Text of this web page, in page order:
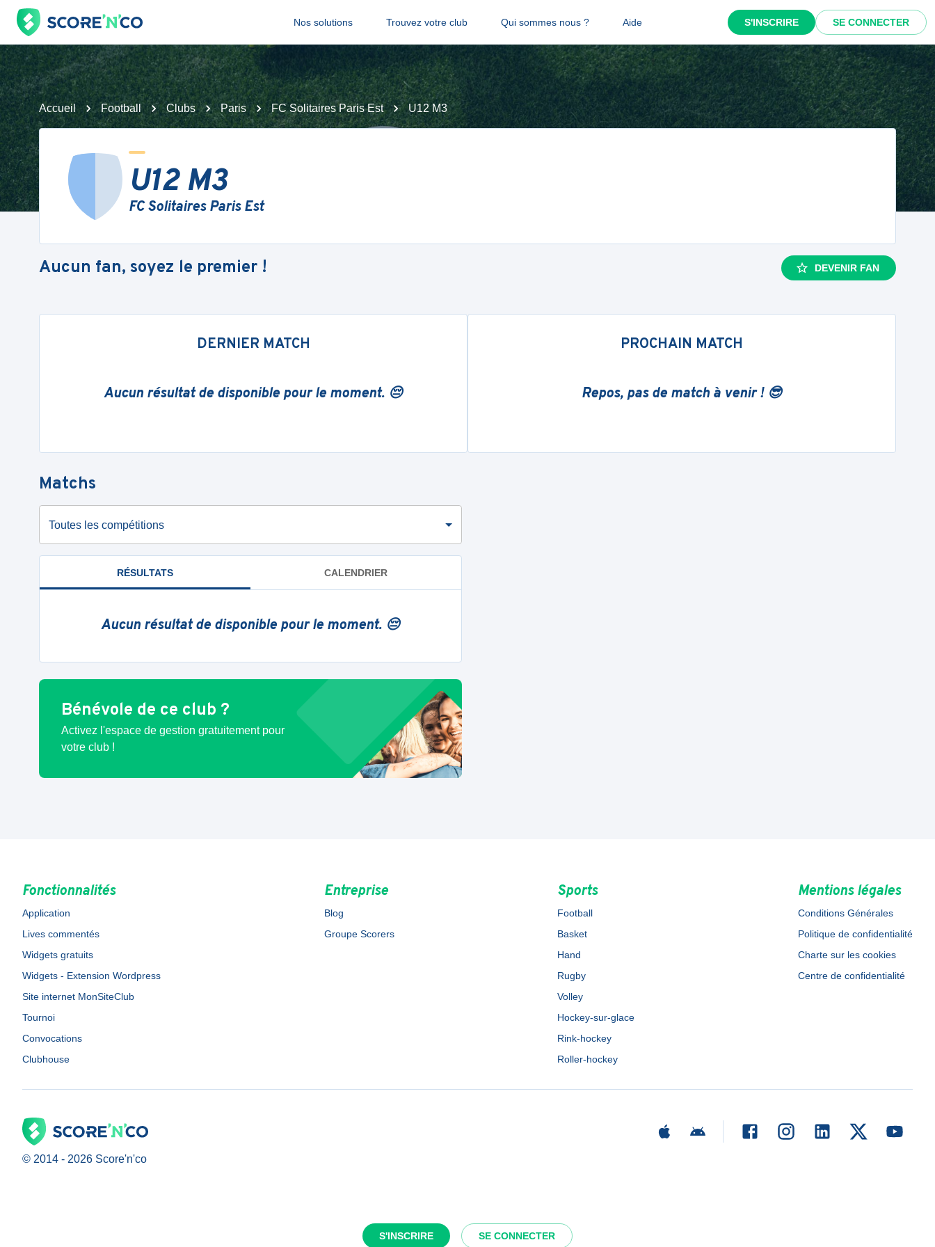
Nos solutions Trouvez votre club Qui sommes nous ? Aide S'INSCRIRE SE CONNECTER
S'INSCRIRE SE CONNECTER
Accueil Football Clubs Paris FC Solitaires Paris Est U12 M3
U12 M3
FC Solitaires Paris Est
Aucun fan, soyez le premier ! DEVENIR FAN
DERNIER MATCH
Aucun résultat de disponible pour le moment. 😔
PROCHAIN MATCH
Repos, pas de match à venir ! 😎
Matchs
Toutes les compétitions
RÉSULTATS CALENDRIER
Aucun résultat de disponible pour le moment. 😔
Bénévole de ce club ?
Activez l'espace de gestion gratuitement pour
votre club !
Fonctionnalités
Application
Lives commentés
Widgets gratuits
Widgets - Extension Wordpress
Site internet MonSiteClub
Tournoi
Convocations
Clubhouse
Entreprise
Blog
Groupe Scorers
Sports
Football
Basket
Hand
Rugby
Volley
Hockey-sur-glace
Rink-hockey
Roller-hockey
Mentions légales
Conditions Générales
Politique de confidentialité
Charte sur les cookies
Centre de confidentialité
© 2014 - 2026 Score'n'co